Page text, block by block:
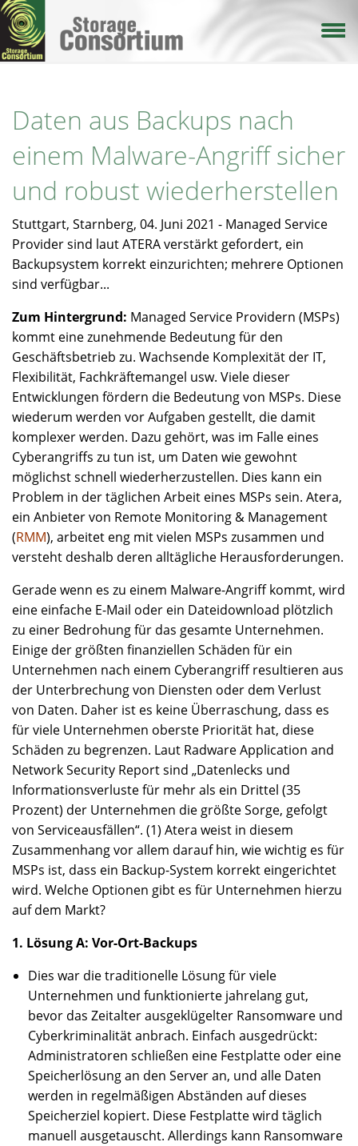
Direkt
zum
Inhalt
Daten aus Backups nach
einem Malware-Angriff sicher
und robust wiederherstellen
Stuttgart, Starnberg, 04. Juni 2021 - Managed Service
Provider sind laut ATERA verstärkt gefordert, ein
Backupsystem korrekt einzurichten; mehrere Optionen
sind verfügbar...
Zum Hintergrund: Managed Service Providern (MSPs)
kommt eine zunehmende Bedeutung für den
Geschäftsbetrieb zu. Wachsende Komplexität der IT,
Flexibilität, Fachkräftemangel usw. Viele dieser
Entwicklungen fördern die Bedeutung von MSPs. Diese
wiederum werden vor Aufgaben gestellt, die damit
komplexer werden. Dazu gehört, was im Falle eines
Cyberangriffs zu tun ist, um Daten wie gewohnt
möglichst schnell wiederherzustellen. Dies kann ein
Problem in der täglichen Arbeit eines MSPs sein. Atera,
ein Anbieter von Remote Monitoring & Management
(RMM), arbeitet eng mit vielen MSPs zusammen und
versteht deshalb deren alltägliche Herausforderungen.
Gerade wenn es zu einem Malware-Angriff kommt, wird
eine einfache E-Mail oder ein Dateidownload plötzlich
zu einer Bedrohung für das gesamte Unternehmen.
Einige der größten finanziellen Schäden für ein
Unternehmen nach einem Cyberangriff resultieren aus
der Unterbrechung von Diensten oder dem Verlust
von Daten. Daher ist es keine Überraschung, dass es
für viele Unternehmen oberste Priorität hat, diese
Schäden zu begrenzen. Laut Radware Application and
Network Security Report sind „Datenlecks und
Informationsverluste für mehr als ein Drittel (35
Prozent) der Unternehmen die größte Sorge, gefolgt
von Serviceausfällen“. (1) Atera weist in diesem
Zusammenhang vor allem darauf hin, wie wichtig es für
MSPs ist, dass ein Backup-System korrekt eingerichtet
wird. Welche Optionen gibt es für Unternehmen hierzu
auf dem Markt?
1. Lösung A: Vor-Ort-Backups
Dies war die traditionelle Lösung für viele
Unternehmen und funktionierte jahrelang gut,
bevor das Zeitalter ausgeklügelter Ransomware und
Cyberkriminalität anbrach. Einfach ausgedrückt:
Administratoren schließen eine Festplatte oder eine
Speicherlösung an den Server an, und alle Daten
werden in regelmäßigen Abständen auf dieses
Speicherziel kopiert. Diese Festplatte wird täglich
manuell ausgetauscht. Allerdings kann Ransomware